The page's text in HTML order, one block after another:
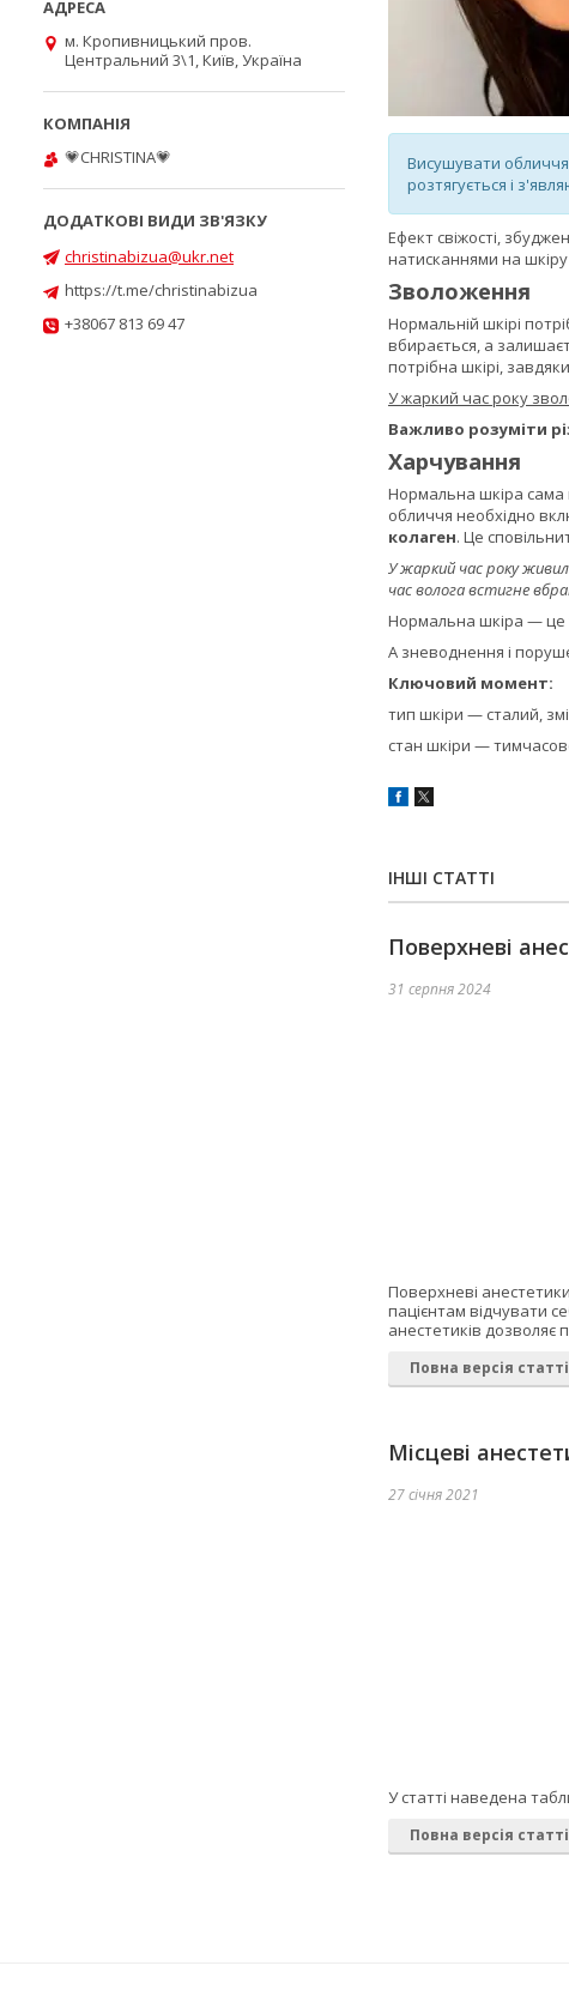
Висушувати
розтягується і
Ефект свіжості,
натисканнями на
Зволоження
Нормальній шкірі
вбирається, а
потрібна шкірі,
У жаркий час року
Важливо розуміти
Харчування
Нормальна шкіра сама
обличчя необхідно
колаген. Це
У жаркий час року
час волога встигне
Нормальна шкіра — це
А зневоднення і
Ключовий момент:
тип шкіри — сталий,
стан шкіри —
ІНШІ СТАТТІ
Поверхневі
31 серпня 2024
Поверхневі
пацієнтам відчувати
анестетиків дозволяє
Повна версія статті
Місцеві
27 січня 2021
У статті наведена
Повна версія статті
м. Кропивницький пров.
Центральний 3\1, Київ, Україна
💗CHRISTINA💗
christinabizua@ukr.net
https://t.me/christinabizua
+38067 813 69 47